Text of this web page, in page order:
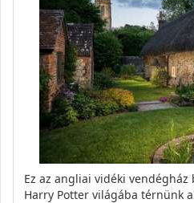
Ez az angliai vidéki
Harry Potter világába térnünk